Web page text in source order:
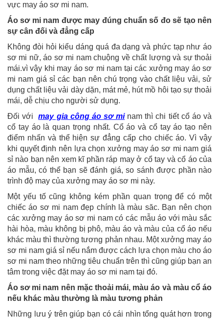
vực may áo sơ mi nam.
Áo sơ mi nam được may đúng chuẩn số đo sẽ tạo nên
sự cân đối và đẳng cấp
Không đòi hỏi kiểu dáng quá đa dạng và phức tạp như áo
sơ mi nữ, áo sơ mi nam chuộng về chất lượng và sự thoải
mái.vì vậy khi may áo sơ mi nam tại các xưởng may áo sơ
mi nam giá sỉ các bạn nên chú trọng vào chất liệu vải, sử
dụng chất liệu vải dày dặn, mát mẻ, hút mồ hôi tạo sự thoải
mái, dễ chịu cho người sử dụng.
Đối vớimay gia công áo sơ minam thì chi tiết cổ áo và
cổ tay áo là quan trọng nhất. Cổ áo và cổ tay áo tạo nên
điểm nhấn và thể hiện sự đẳng cấp cho chiếc áo. Vì vậy
khi quyết định nên lựa chọn xưởng may áo sơ mi nam giá
sỉ nào bạn nên xem kĩ phần ráp may ở cổ tay và cổ áo của
áo mẫu, có thể bạn sẽ đánh giá, so sánh được phần nào
trình độ may của xưởng may áo sơ mi này.
Một yếu tố cũng không kém phần quan trọng để có một
chiếc áo sơ mi nam đẹp chính là màu săc. Bạn nên chọn
các xưởng may áo sơ mi nam có các mẫu áo với màu sắc
hài hòa, màu không bị phô, màu áo và màu của cổ áo nếu
khác màu thì thường tương phản nhau. Một xưởng may áo
sơ mi nam giá sỉ nếu nắm được cách lựa chọn màu cho áo
sơ mi nam theo những tiêu chuẩn trên thì cũng giúp bạn an
tâm trong việc đặt may áo sơ mi nam tại đó.
Áo sơ mi nam nên mặc thoải mái, màu áo và màu cổ áo
nếu khác màu thường là màu tương phản
Những lưu ý trên giúp bạn có cái nhìn tổng quát hơn trong